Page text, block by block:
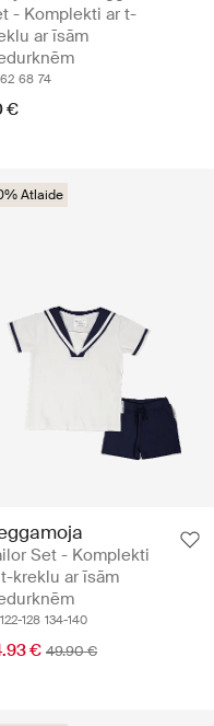
- Komplekti ar t-
ar īsām
62 68 74
€
Atlaide
Set - Komplekti
kreklu ar īsām
122-128 134-140
€ 49.90 €